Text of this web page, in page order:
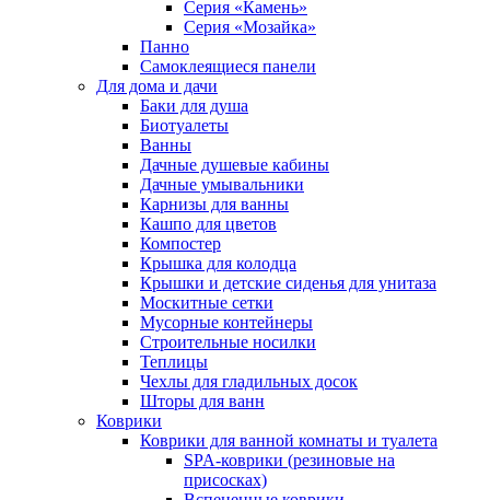
Серия «Камень»
Серия «Мозайка»
Панно
Самоклеящиеся панели
Для дома и дачи
Баки для душа
Биотуалеты
Ванны
Дачные душевые кабины
Дачные умывальники
Карнизы для ванны
Кашпо для цветов
Компостер
Крышка для колодца
Крышки и детские сиденья для унитаза
Москитные сетки
Мусорные контейнеры
Строительные носилки
Теплицы
Чехлы для гладильных досок
Шторы для ванн
Коврики
Коврики для ванной комнаты и туалета
SPA-коврики (резиновые на
присосках)